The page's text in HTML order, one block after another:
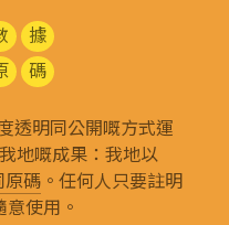
據
碼
透明同公開嘅方式運
地嘅成果：我地以
原碼。任何人只要註明
使用。